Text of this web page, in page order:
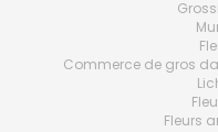
Commerce de gros
Fleurs